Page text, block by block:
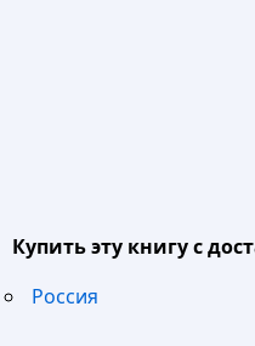
Купить эту книгу с
Россия